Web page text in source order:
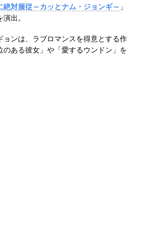
絶対服従～カッとナム・ジョンギ～ 」
出。
ョンは、ラブロマンスを得意とする作
のある彼女」や「愛するウンドン」を